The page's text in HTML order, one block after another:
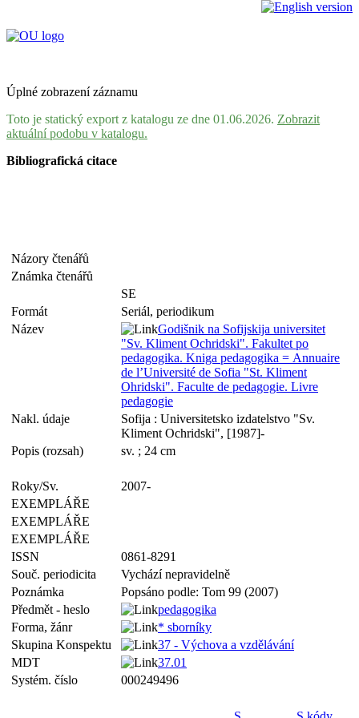
Úplné zobrazení záznamu
Toto je statický export z katalogu ze dne 01.06.2026. Zobrazit
aktuální podobu v katalogu.
Bibliografická citace
Názory čtenářů
Známka čtenářů
SE
Formát
Seriál, periodikum
Název
Godišnik na Sofijskija universitet
"Sv. Kliment Ochridski". Fakultet po
pedagogika. Kniga pedagogika = Annuaire
de l’Université de Sofia "St. Kliment
Ohridski". Faculte de pedagogie. Livre
pedagogie
Nakl. údaje
Sofija : Universitetsko izdatelstvo "Sv.
Kliment Ochridski", [1987]-
Popis (rozsah)
sv. ; 24 cm
Roky/Sv.
2007-
EXEMPLÁŘE
EXEMPLÁŘE
EXEMPLÁŘE
ISSN
0861-8291
Souč. periodicita
Vychází nepravidelně
Poznámka
Popsáno podle: Tom 99 (2007)
Předmět - heslo
pedagogika
Forma, žánr
* sborníky
Skupina Konspektu
37 - Výchova a vzdělávání
MDT
37.01
Systém. číslo
000249496